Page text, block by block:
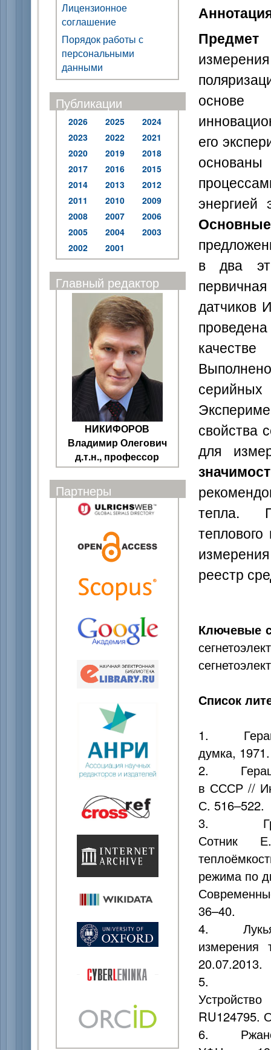
Лицензионное
соглашение
Порядок работы с
персональными
данными
Публикации
2026 2025
2024
2023
2022
2021
2020
2019
2018
2017
2016
2015
2014
2013
2012
2011
2010
2009
2008
2007
2006
2005
2004
2003
2002
2001
Главный редактор
НИКИФОРОВ
Владимир Олегович
д.т.н., профессор
Партнеры
основе
его
энергией
в два
датчиков
свойства
для
тепла.
реестр
Ключевые
Список
1.
думка,
2.
в СССР //
С. 516–522.
3.
Сотник
режима по
36–40.
4.
измерения
20.07.2013.
5.
RU124795.
6. Ржанов